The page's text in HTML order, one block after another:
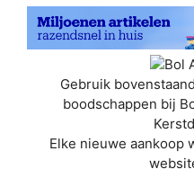
Gebruik
boodschappen bij
Elke nieuwe aankoop